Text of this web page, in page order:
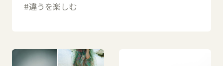
違うを楽しむ